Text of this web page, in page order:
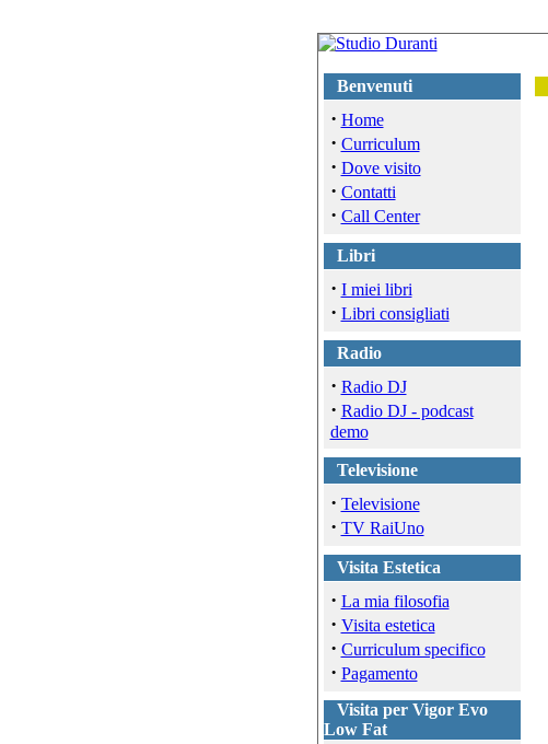
Benvenuti
· Home
· Curriculum
· Dove visito
· Contatti
· Call Center
Libri
· I miei libri
· Libri consigliati
Radio
· Radio DJ
· Radio DJ - podcast
demo
Televisione
· Televisione
· TV RaiUno
Visita Estetica
· La mia filosofia
· Visita estetica
· Curriculum specifico
· Pagamento
Visita per Vigor Evo
Low Fat